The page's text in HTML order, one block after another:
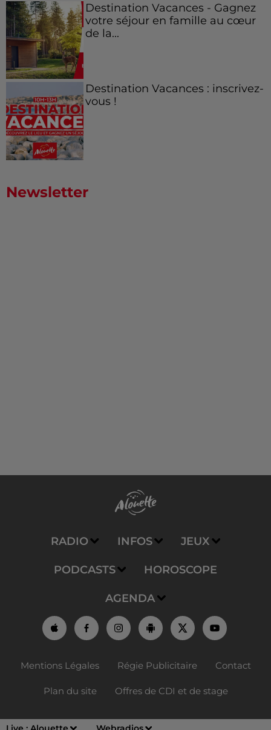
Destination Vacances - Gagnez
votre séjour en famille au cœur
de la...
Destination Vacances : inscrivez-
vous !
Newsletter
RADIO INFOS JEUX
PODCASTS HOROSCOPE
AGENDA
Mentions Légales Régie Publicitaire Contact
Plan du site Offres de CDI et de stage